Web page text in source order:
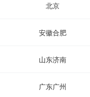
北京
安徽合肥
山东济南
广东广州